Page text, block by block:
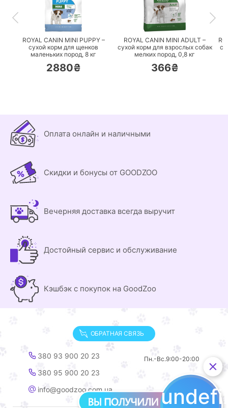
ПЕРЕЙТИ
ROYAL CANIN MINI PUPPY –
сухой корм для щенков
маленьких пород, 8 кг
2880₴
ПЕРЕЙТИ
ROYAL CANIN MINI ADULT –
сухой корм для взрослых собак
мелких пород, 0,8 кг
366₴
Оплата онлайн и наличными
Скидки и бонусы от GOODZOO
Вечерняя доставка всегда выручит
Достойный сервис и обслуживание
Кэшбэк с покупок на GoodZoo
ОБРАТНАЯ СВЯЗЬ
380 93 900 20 23
380 95 900 20 23
info@goodzoo.com.ua
Пн.-Вс.9:00-20:00